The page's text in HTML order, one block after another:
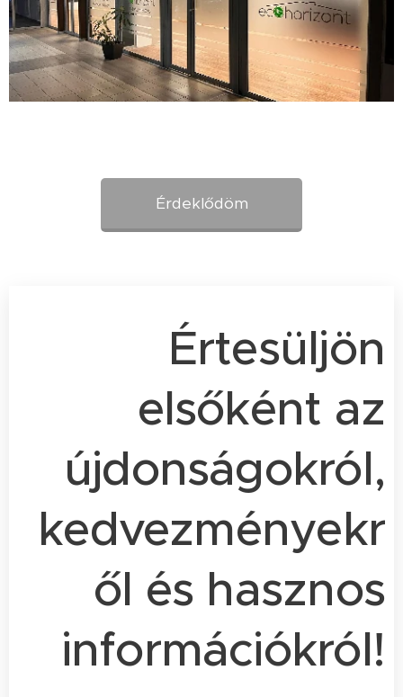
Érdeklődöm
Értesüljön
elsőként az
újdonságokról,
kedvezményekr
ől és hasznos
információkról!